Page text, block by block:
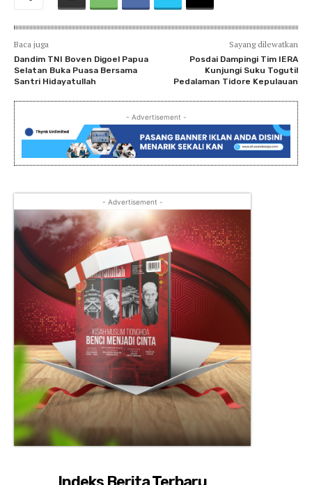
Baca juga
Dandim TNI Boven Digoel Papua
Selatan Buka Puasa Bersama
Santri Hidayatullah
Sayang dilewatkan
Posdai Dampingi Tim IERA
Kunjungi Suku Togutil
Pedalaman Tidore Kepulauan
- Advertisement -
- Advertisement -